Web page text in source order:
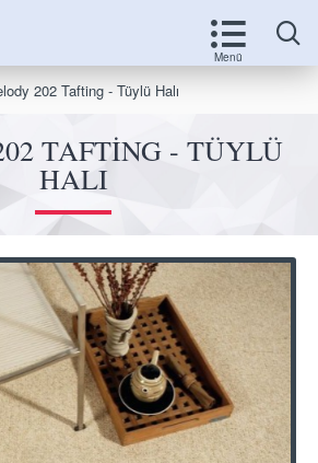
202 Tafting - Tüylü Halı
TAFTING - TÜYLÜ
HALI